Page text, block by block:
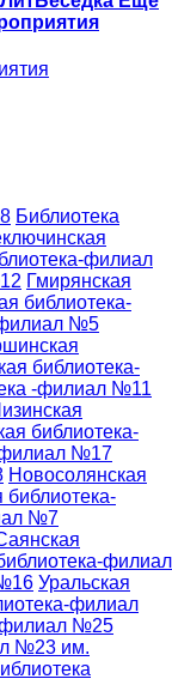
Библиотека
филиал
Гмирянская
библиотека-
филиал №5
библиотека-
-филиал №11
библиотека-
филиал №17
Новосолянская
библиотека-
№7
филиал
Уральская
филиал
филиал №25
№23 им.